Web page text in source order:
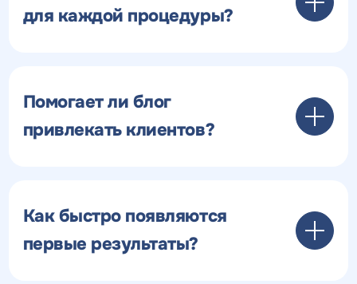
для каждой процедуры?
Помогает ли блог
привлекать клиентов?
Как быстро появляются
первые результаты?